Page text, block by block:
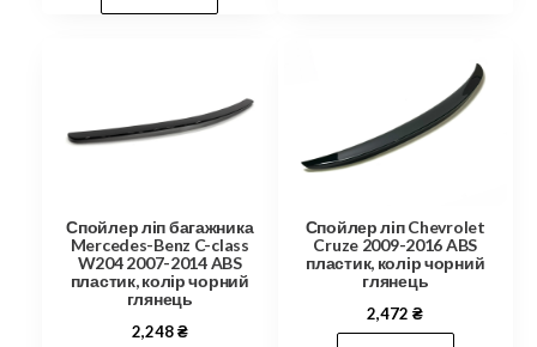
Спойлер ліп багажника
Mercedes-Benz C-class
W204 2007-2014 ABS
пластик, колір чорний
глянець
2,248₴
Спойлер ліп Chevrolet
Cruze 2009-2016 ABS
пластик, колір чорний
глянець
2,472₴